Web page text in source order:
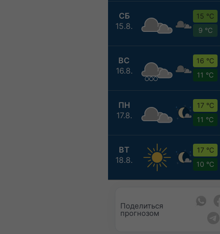
СБ
15.8.
15 °C
9 °C
ВС
16.8.
16 °C
11 °C
ПН
17.8.
17 °C
11 °C
ВТ
18.8.
17 °C
10 °C
Поделиться
прогнозом